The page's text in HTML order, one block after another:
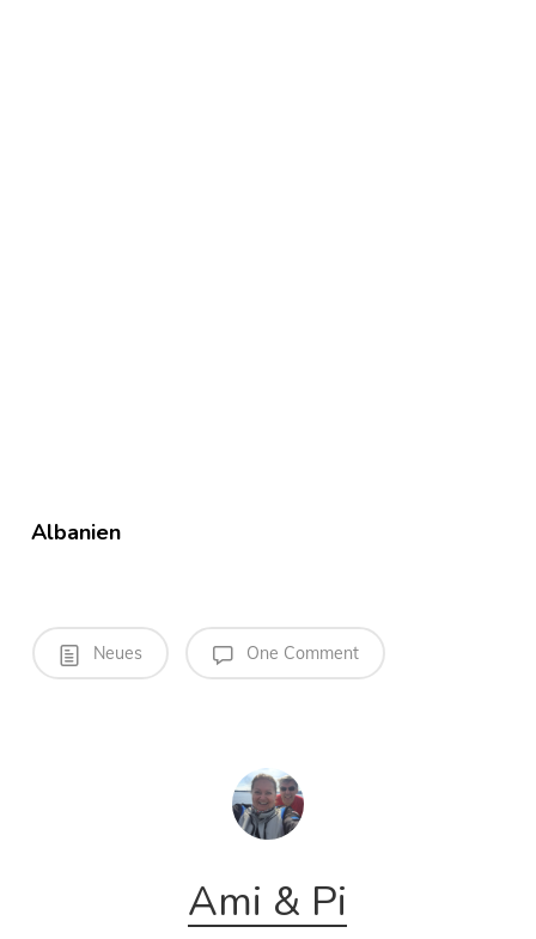
Albanien
Neues One Comment
Ami & Pi